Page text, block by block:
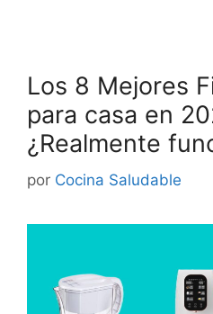
Los 8 Mejores
para casa en
¿Realmente
por Cocina Saludable